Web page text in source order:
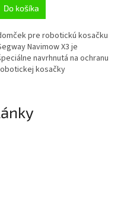
Do košíka
pre robotickú kosačku
Navimow X3 je
navrhnutá na ochranu
kosačky